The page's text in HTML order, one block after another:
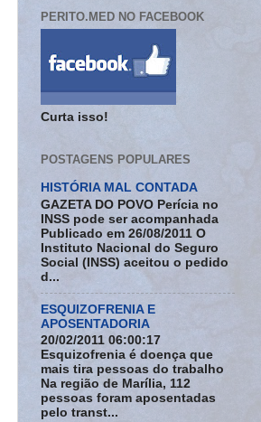
PERITO.MED NO FACEBOOK
Curta isso!
POSTAGENS POPULARES
HISTÓRIA MAL CONTADA
GAZETA DO POVO Perícia no
INSS pode ser acompanhada
Publicado em 26/08/2011 O
Instituto Nacional do Seguro
Social (INSS) aceitou o pedido
d...
ESQUIZOFRENIA E
APOSENTADORIA
20/02/2011 06:00:17
Esquizofrenia é doença que
mais tira pessoas do trabalho
Na região de Marília, 112
pessoas foram aposentadas
pelo transt...